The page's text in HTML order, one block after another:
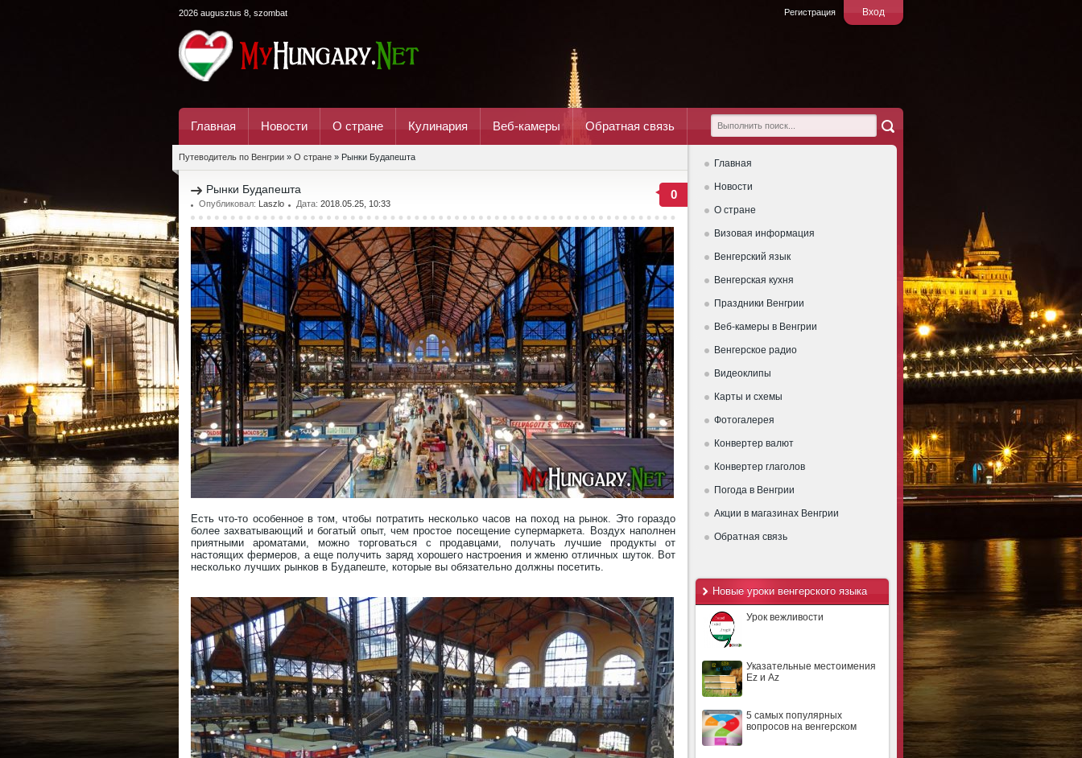
Вход
Регистрация
2026 augusztus 8, szombat
Главная Новости О стране Кулинария Веб-камеры Обратная связь
Главная
Новости
О стране
Визовая информация
Венгерский язык
Венгерская кухня
Праздники Венгрии
Веб-камеры в Венгрии
Венгерское радио
Видеоклипы
Карты и схемы
Фотогалерея
Конвертер валют
Конвертер глаголов
Погода в Венгрии
Акции в магазинах Венгрии
Обратная связь
Новые уроки венгерского языка
Урок вежливости
Указательные местоимения
Ez и Az
5 самых популярных
вопросов на венгерском
Путеводитель по Венгрии » О стране » Рынки Будапешта
0
Рынки Будапешта
Опубликовал: Laszlo Дата: 2018.05.25, 10:33
Есть что-то особенное в том, чтобы потратить несколько часов на поход на рынок. Это гораздо
более захватывающий и богатый опыт, чем простое посещение супермаркета. Воздух наполнен
приятными ароматами, можно торговаться с продавцами, получать лучшие продукты от
настоящих фермеров, а еще получить заряд хорошего настроения и жменю отличных шуток. Вот
несколько лучших рынков в Будапеште, которые вы обязательно должны посетить.